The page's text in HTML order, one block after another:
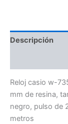
Descripción
Reloj casio w-
mm de resina,
negro, pulso de
metros